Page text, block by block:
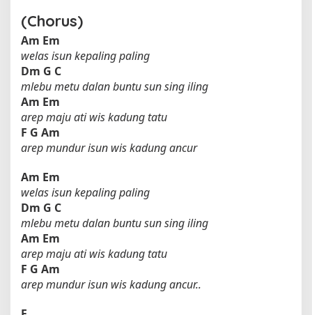
(Chorus)
Am Em
welas isun kepaling paling
Dm G C
mlebu metu dalan buntu sun sing iling
Am Em
arep maju ati wis kadung tatu
F G Am
arep mundur isun wis kadung ancur
Am Em
welas isun kepaling paling
Dm G C
mlebu metu dalan buntu sun sing iling
Am Em
arep maju ati wis kadung tatu
F G Am
arep mundur isun wis kadung ancur..